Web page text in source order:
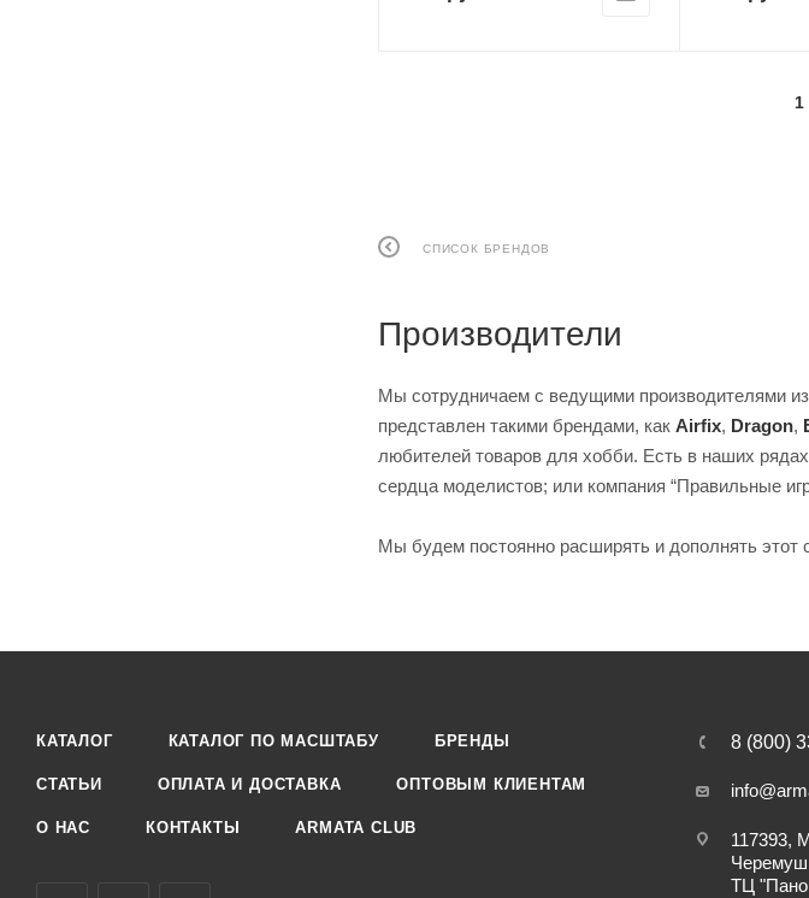
1
СПИСОК БРЕНДОВ
Производители
Мы сотрудничаем с ведущими производителями
представлен такими брендами, как Airfix, Dragon,
любителей товаров для хобби. Есть в наших
сердца моделистов; или компания “Правильные
Мы будем постоянно расширять и дополнять
КАТАЛОГ КАТАЛОГ ПО МАСШТАБУ БРЕНДЫ
СТАТЬИ ОПЛАТА И ДОСТАВКА ОПТОВЫМ КЛИЕНТАМ
О НАС КОНТАКТЫ ARMATA CLUB
8 (800)
117393,
ТЦ